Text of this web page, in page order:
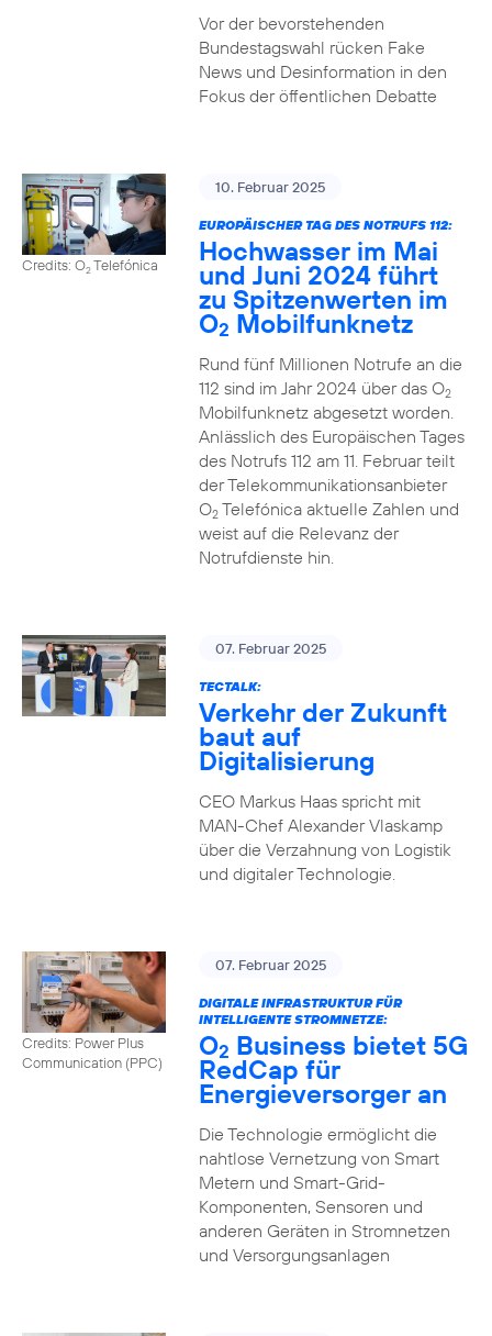
Vor der bevorstehenden
Bundestagswahl rücken Fake
News und Desinformation in den
Fokus der öffentlichen Debatte
Credits: O2Telefónica
10. Februar 2025
EUROPÄISCHER TAG DES NOTRUFS 112:
Hochwasser im Mai
und Juni 2024 führt
zu Spitzenwerten im
O2 Mobilfunknetz
Rund fünf Millionen Notrufe an die
112 sind im Jahr 2024 über das O2
Mobilfunknetz abgesetzt worden.
Anlässlich des Europäischen Tages
des Notrufs 112 am 11. Februar teilt
der Telekommunikationsanbieter
O2Telefónica aktuelle Zahlen und
weist auf die Relevanz der
Notrufdienste hin.
07. Februar 2025
TECTALK:
Verkehr der Zukunft
baut auf
Digitalisierung
CEO Markus Haas spricht mit
MAN-Chef Alexander Vlaskamp
über die Verzahnung von Logistik
und digitaler Technologie.
Credits: Power Plus
Communication (PPC)
07. Februar 2025
DIGITALE INFRASTRUKTUR FÜR
INTELLIGENTE STROMNETZE:
O2 Business bietet 5G
RedCap für
Energieversorger an
Die Technologie ermöglicht die
nahtlose Vernetzung von Smart
Metern und Smart-Grid-
Komponenten, Sensoren und
anderen Geräten in Stromnetzen
und Versorgungsanlagen